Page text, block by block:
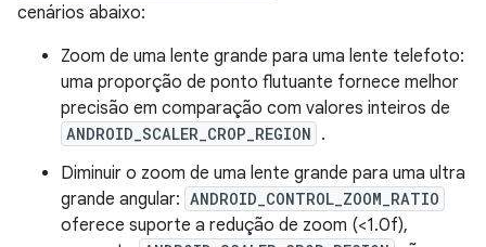
cenários abaixo:
Zoom de uma lente grande para uma lente telefoto:
uma proporção de ponto flutuante fornece melhor
precisão em comparação com valores inteiros de
ANDROID_SCALER_CROP_REGION .
Diminuir o zoom de uma lente grande para uma ultra
grande angular: ANDROID_CONTROL_ZOOM_RATIO
oferece suporte a redução de zoom (<1.0f),